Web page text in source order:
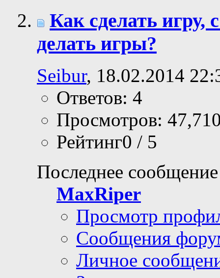
Как сделать игру,
делать игры?
Seibur, 18.02.2014
Ответов: 4
Просмотров:
Рейтинг0 / 5
Последнее
MaxRiper
Просмотр
Сообщения
Личное